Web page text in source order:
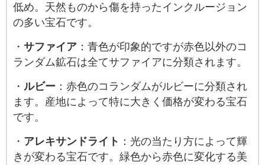
低め。天然ものから傷を持ったインクルージョン
の多い宝石です。
・ サファイア ：青色が印象的ですが赤色以外のコ
ランダム鉱石は全てサファイアに分類されます。
・ ルビー ：赤色のコランダムがルビーに分類され
ます。産地によって特に大きく価格が変わる宝石
です。
・ アレキサンドライト ：光の当たり方によって輝
きが変わる宝石です。緑色から赤色に変化する美